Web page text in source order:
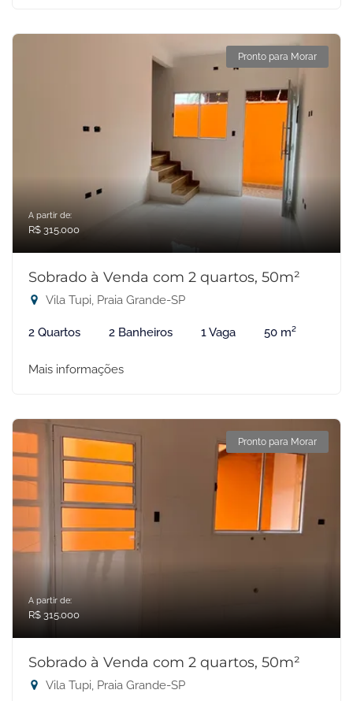
Pronto para Morar
A partir de:
R$ 315.000
Sobrado à Venda com 2 quartos, 50m²
Vila Tupi, Praia Grande-SP
2 Quartos 2 Banheiros 1 Vaga 50 m²
Mais informações
Pronto para Morar
A partir de:
R$ 315.000
Sobrado à Venda com 2 quartos, 50m²
Vila Tupi, Praia Grande-SP